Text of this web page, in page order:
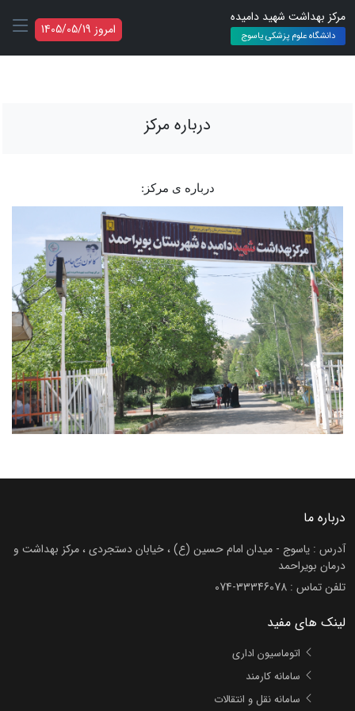
مرکز بهداشت شهید دامیده
دانشگاه علوم پزشکی یاسوج امروز 1405/05/19
درباره مرکز
درباره ی مرکز:
درباره ما
آدرس : یاسوج - میدان امام حسین (ع) ، خیابان دستجردی ، مرکز بهداشت و
درمان بویراحمد
تلفن تماس : 074-33346078
لینک های مفید
اتوماسیون اداری
سامانه کارمند
سامانه نقل و انتقالات